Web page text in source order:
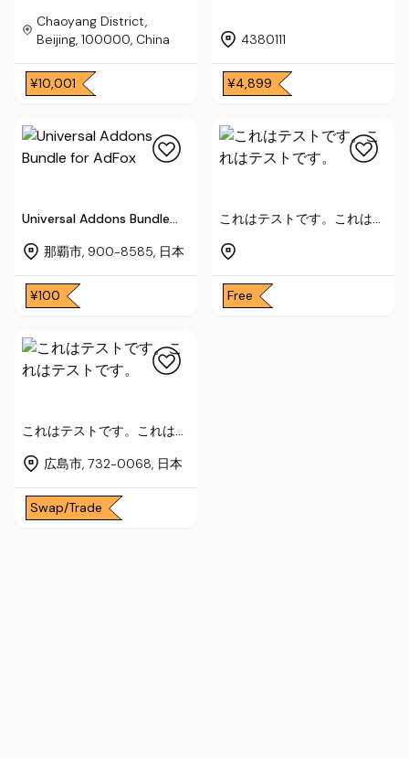
Chaoyang District,
Beijing, 100000, China
¥10,001
4380111
¥4,899
Universal Addons Bundle
那覇市, 900-8585, 日本
¥100
これはテストです。これはテ
Free
これはテストです。これはテ
広島市, 732-0068, 日本
Swap/Trade